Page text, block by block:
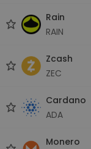
Rain
RAIN
Zcash
ZEC
Cardano
ADA
Monero